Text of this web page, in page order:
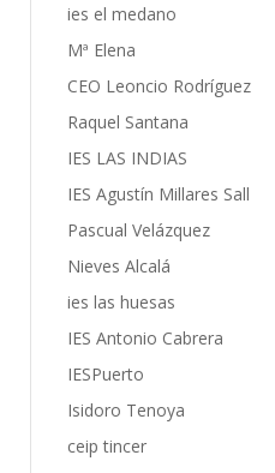
ies el medano
Mª Elena
CEO Leoncio Rodríguez
Raquel Santana
IES LAS INDIAS
IES Agustín Millares Sall
Pascual Velázquez
Nieves Alcalá
ies las huesas
IES Antonio Cabrera
IESPuerto
Isidoro Tenoya
ceip tincer